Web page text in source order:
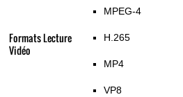
Formats Lecture
Vidéo
MPEG-4
H.265
MP4
VP8